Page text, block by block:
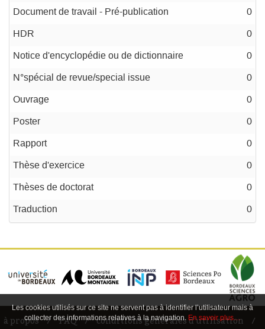
Document de travail - Pré-publication 0
HDR 0
Notice d'encyclopédie ou de dictionnaire 0
N°spécial de revue/special issue 0
Ouvrage 0
Poster 0
Rapport 0
Thèse d'exercice 0
Thèses de doctorat 0
Traduction 0
à propos FAQ
conditions générales d'utilisation
Les cookies utilisés sur ce site ne servent pas à identifier l’utilisateur mais à
collecter des informations relatives à la navigation. En savoir plus…